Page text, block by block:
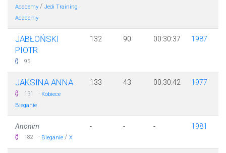
Academy / Jedi Training
Academy
JABŁOŃSKI
PIOTR
95
132 90 00:30:37 1987
JAKSINA ANNA
131 · Kobiece
Bieganie
133 43 00:30:42 1977
Anonim
182 · Bieganie / X
- - - 1981